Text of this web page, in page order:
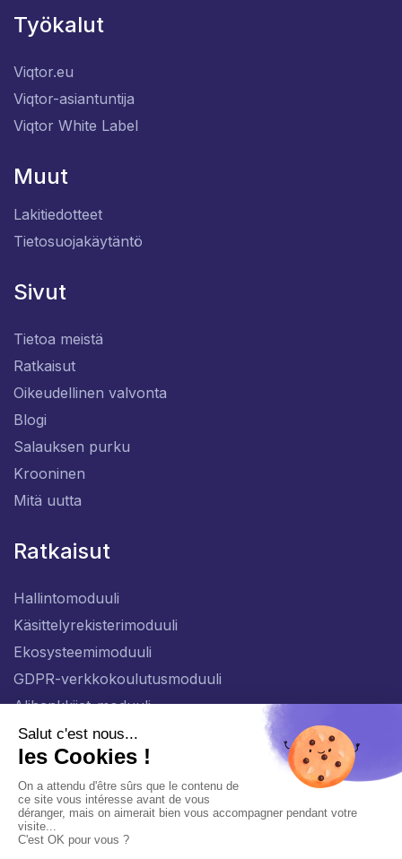
Työkalut
Viqtor.eu
Viqtor-asiantuntija
Viqtor White Label
Muut
Lakitiedotteet
Tietosuojakäytäntö
Sivut
Tietoa meistä
Ratkaisut
Oikeudellinen valvonta
Blogi
Salauksen purku
Krooninen
Mitä uutta
Ratkaisut
Hallintomoduuli
Käsittelyrekisterimoduuli
Ekosysteemimoduuli
GDPR-verkkokoulutusmoduuli
Alihankkijat-moduuli
Yleinen henkilötietojen suojaa koskeva käytäntö
Henkilötietojen hallinta